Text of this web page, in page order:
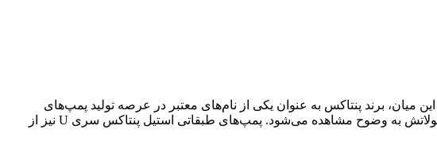
برند پنتاکس به عنوان یکی از نام‌های معتبر در عرصه تولید پمپ‌های
صنعتی و آبرسانی شناخته می‌شود. تاریخچه پنتاکس نشان‌دهنده تعهد این شرکت به کیفیت و نوآوری است که اکنون در محصولاتش به وضوح مشاهده می‌شود. پمپ‌های طبقاتی استیل پنتاکس سری U نیز از